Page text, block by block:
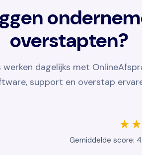
overstapten?
dagelijks met
support en overstap
Gemiddelde score: